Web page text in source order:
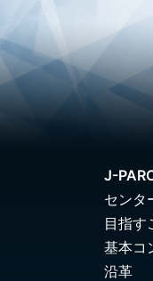
J-
センタ
目指す
基本コ
沿革